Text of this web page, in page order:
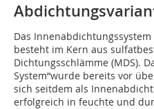
Das Innenabdichtungssystem
besteht im Kern aus
Dichtungsschlämme (MDS).
System“wurde bereits vor
sich seitdem als
erfolgreich in feuchte und